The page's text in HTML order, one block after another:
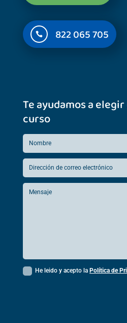
 822 065 705
Te ayudamos a
curso
He leido y acepto laPolítica de